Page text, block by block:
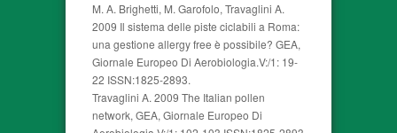
M. A. Brighetti, M. Garofolo, Travaglini A.
2009 Il sistema delle piste ciclabili a Roma:
una gestione allergy free è possibile? GEA,
Giornale Europeo Di Aerobiologia.V:/1: 19-
22 ISSN:1825-2893.
Travaglini A. 2009 The Italian pollen
network, GEA, Giornale Europeo Di